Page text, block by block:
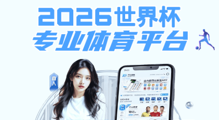
不限ip注册送37元,西班牙足球
甲级联赛,凯旋官网